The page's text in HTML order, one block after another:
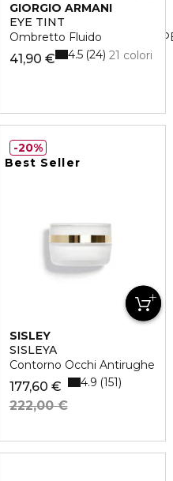
- RETRAIBILE CON
GIORGIO ARMANI
EYE TINT
Ombretto Fluido
41,90 € 21 colori
4.5 24
Day Off
Best Seller
SISLEY
SISLEYA
Contorno Occhi Antirughe
177,60 €
222,00 €
4.9 151
20%